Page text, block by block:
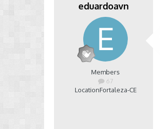
eduardoavn
Members
67
LocationFortaleza-CE